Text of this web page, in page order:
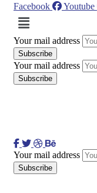
Facebook Youtube
Menu
Your mail address
Your mail address
Your mail address